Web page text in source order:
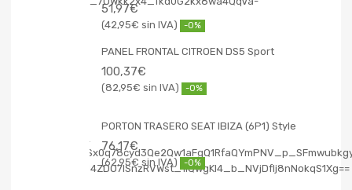
51,97€
42,95€ -0%
PANEL FRONTAL CITROEN DS5 Sport
100,37€
82,95€ -0%
PORTON TRASERO SEAT IBIZA (6P1) Style
76,17€
62,95€ -0%